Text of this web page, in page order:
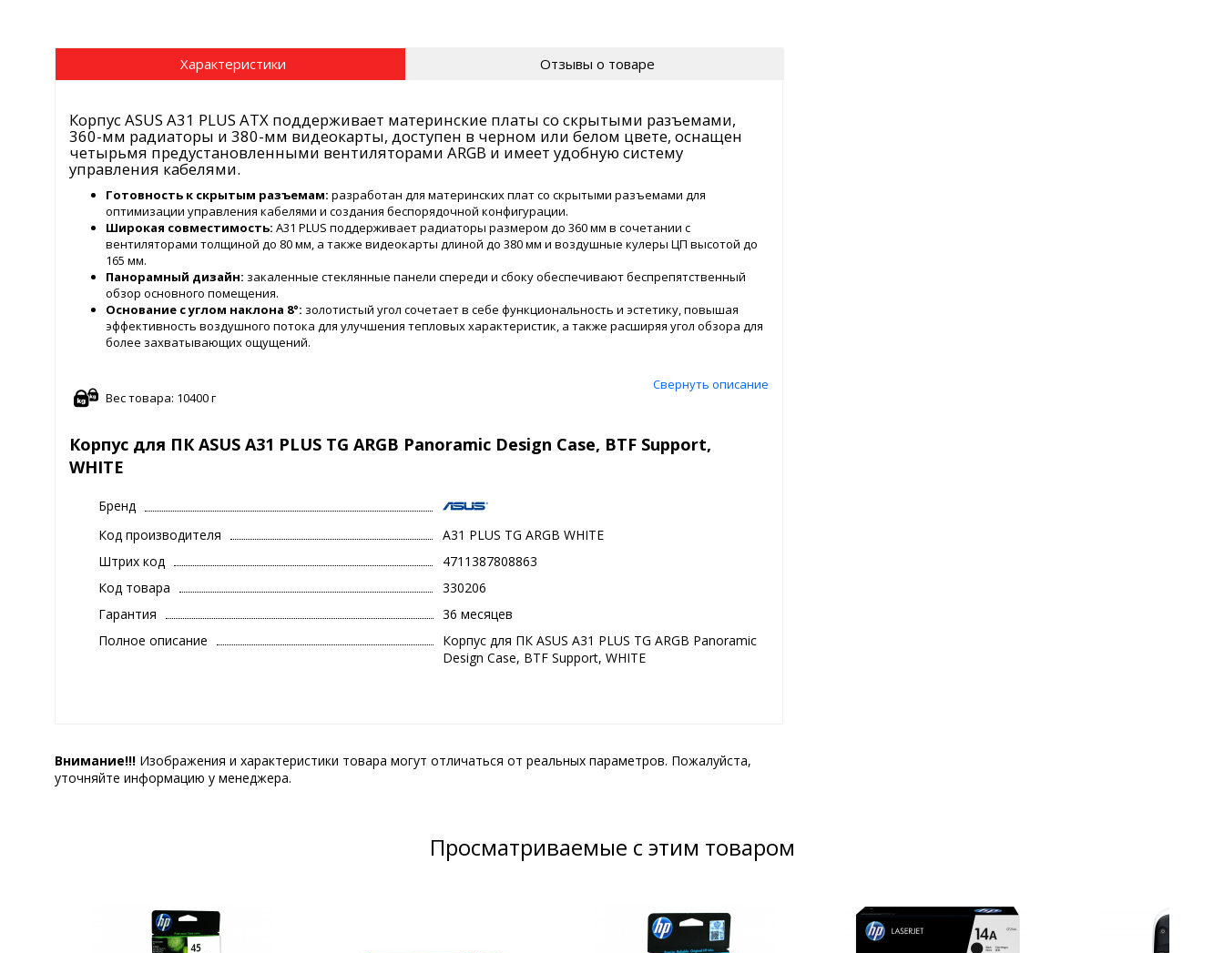
Характеристики Отзывы о товаре
Корпус ASUS A31 PLUS ATX поддерживает материнские платы со скрытыми разъемами,
360-мм радиаторы и 380-мм видеокарты, доступен в черном или белом цвете, оснащен
четырьмя предустановленными вентиляторами ARGB и имеет удобную систему
управления кабелями.
Готовность к скрытым разъемам: разработан для материнских плат со скрытыми разъемами для
оптимизации управления кабелями и создания беспорядочной конфигурации.
Широкая совместимость: A31 PLUS поддерживает радиаторы размером до 360 мм в сочетании с
вентиляторами толщиной до 80 мм, а также видеокарты длиной до 380 мм и воздушные кулеры ЦП высотой до
165 мм.
Панорамный дизайн: закаленные стеклянные панели спереди и сбоку обеспечивают беспрепятственный
обзор основного помещения.
Основание с углом наклона 8°: золотистый угол сочетает в себе функциональность и эстетику, повышая
эффективность воздушного потока для улучшения тепловых характеристик, а также расширяя угол обзора для
более захватывающих ощущений.
Свернуть описание
Вес товара: 10400 г
Корпус для ПК ASUS A31 PLUS TG ARGB Panoramic Design Case, BTF Support,
WHITE
Бренд
Код производителя
A31 PLUS TG ARGB WHITE
Штрих код
4711387808863
Код товара
330206
Гарантия
36 месяцев
Полное описание
Корпус для ПК ASUS A31 PLUS TG ARGB Panoramic
Design Case, BTF Support, WHITE
Внимание!!! Изображения и характеристики товара могут отличаться от реальных параметров. Пожалуйста,
уточняйте информацию у менеджера.
Просматриваемые с этим товаром